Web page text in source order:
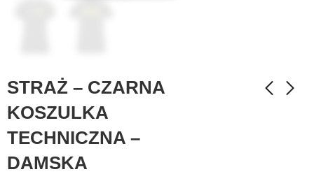
STRAŻ – CZARNA
KOSZULKA
TECHNICZNA –
DAMSKA